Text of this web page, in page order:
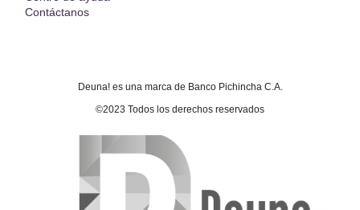
Contáctanos
Deuna! es una marca de Banco Pichincha C.A.
©2023 Todos los derechos reservados